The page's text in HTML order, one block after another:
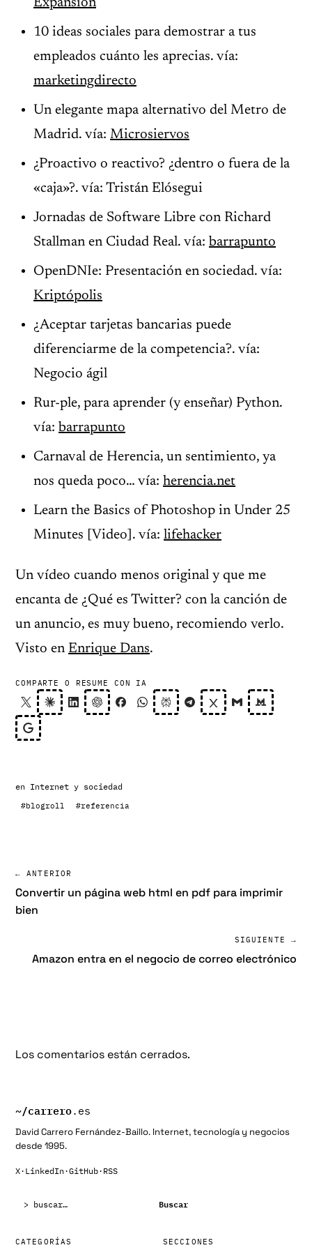
Expansión
10 ideas sociales para demostrar a tus
empleados cuánto les aprecias. vía:
marketingdirecto
Un elegante mapa alternativo del Metro de
Madrid. vía: Microsiervos
¿Proactivo o reactivo? ¿dentro o fuera de la
«caja»?. vía: Tristán Elósegui
Jornadas de Software Libre con Richard
Stallman en Ciudad Real. vía: barrapunto
OpenDNIe: Presentación en sociedad. vía:
Kriptópolis
¿Aceptar tarjetas bancarias puede
diferenciarme de la competencia?. vía:
Negocio ágil
Rur-ple, para aprender (y enseñar) Python.
vía: barrapunto
Carnaval de Herencia, un sentimiento, ya
nos queda poco… vía: herencia.net
Learn the Basics of Photoshop in Under 25
Minutes [Video]. vía: lifehacker
Un vídeo cuando menos original y que me
encanta de ¿Qué es Twitter? con la canción de
un anuncio, es muy bueno, recomiendo verlo.
Visto en Enrique Dans.
COMPARTE O RESUME CON IA
en Internet y sociedad
#blogroll #referencia
← ANTERIOR
Convertir un página web html en pdf para imprimir
bien
SIGUIENTE →
Amazon entra en el negocio de correo electrónico
Los comentarios están cerrados.
~/carrero.es
David Carrero Fernández-Baillo. Internet, tecnología y negocios
desde 1995.
X· LinkedIn·GitHub· RSS
Buscar
CATEGORÍAS SECCIONES